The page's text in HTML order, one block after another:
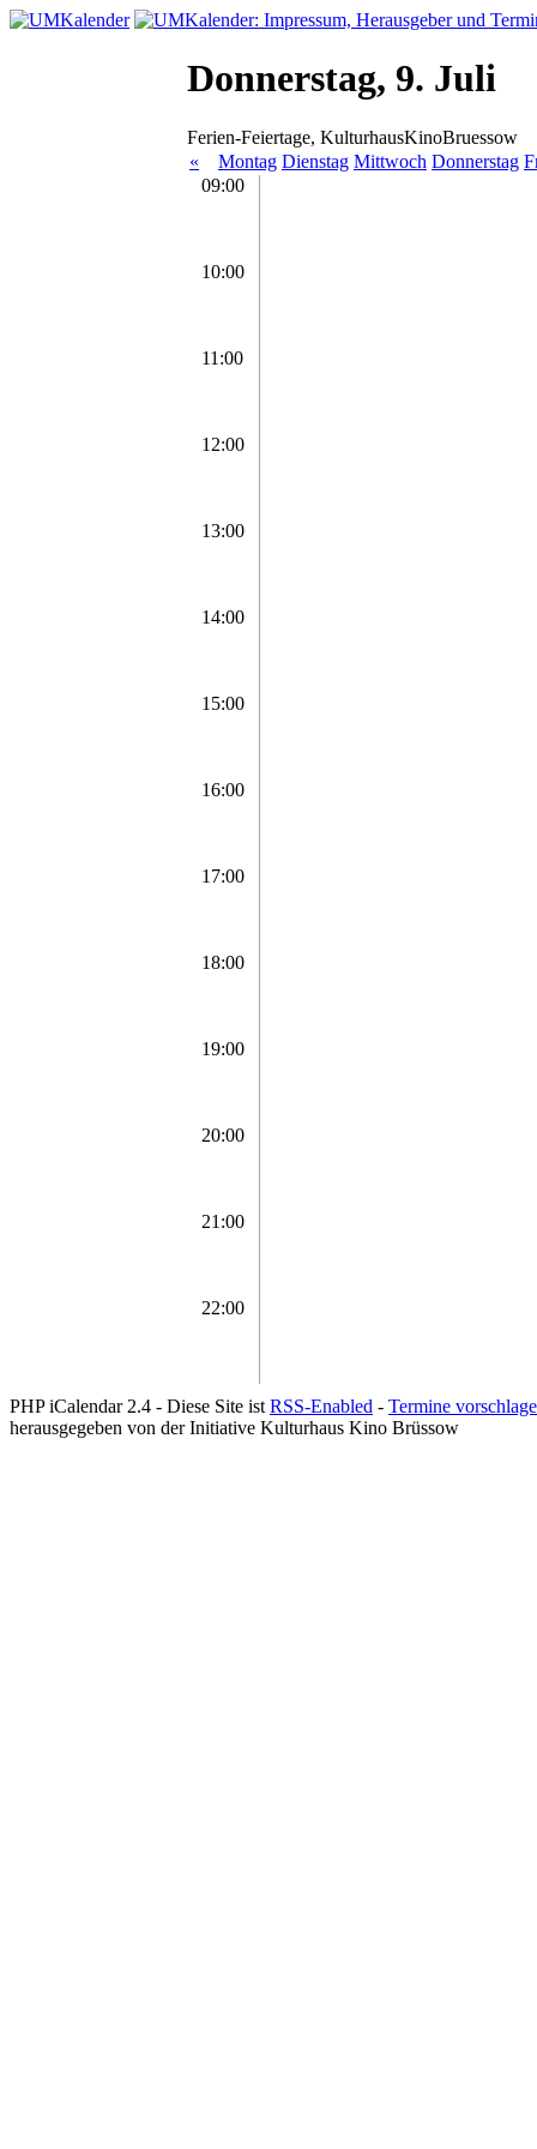
Donnerstag, 9. Juli
Ferien-Feiertage, KulturhausKinoBruessow
«
Montag Dienstag Mittwoch Donnerstag
09:00
10:00
11:00
12:00
13:00
14:00
15:00
16:00
17:00
18:00
19:00
20:00
21:00
22:00
PHP iCalendar 2.4 - Diese Site ist RSS-Enabled - Termine
herausgegeben von der Initiative Kulturhaus Kino Brüssow